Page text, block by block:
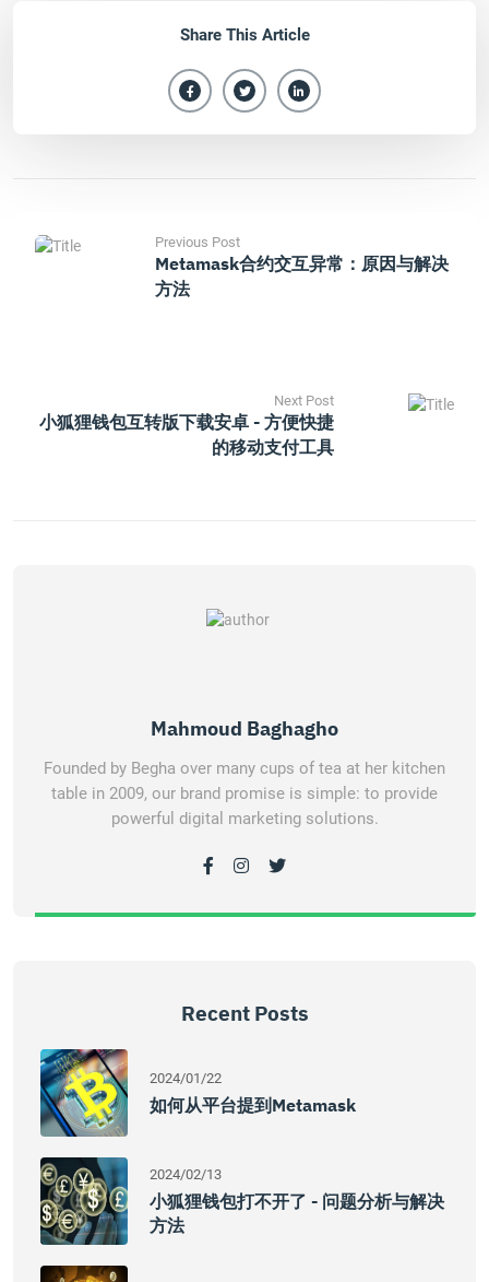
Share This Article
Previous Post
Metamask合约交互异常：原因与解决
方法
Next Post
小狐狸钱包互转版下载安卓 - 方便快捷
的移动支付工具
Mahmoud Baghagho
Founded by Begha over many cups of tea at her kitchen
table in 2009, our brand promise is simple: to provide
powerful digital marketing solutions.
Recent Posts
2024/01/22
如何从平台提到Metamask
2024/02/13
小狐狸钱包打不开了 - 问题分析与解决
方法